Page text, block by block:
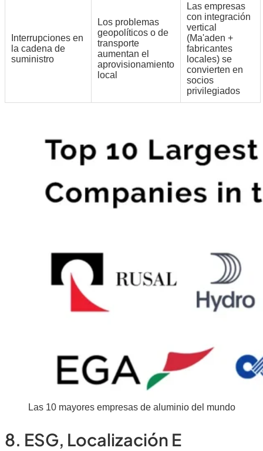
Interrupciones en
la cadena de
suministro
Los problemas
geopolíticos o de
transporte
aumentan el
aprovisionamiento
local
Las empresas
con integración
vertical
(Ma'aden +
fabricantes
locales) se
convierten en
socios
privilegiados
Las 10 mayores empresas de aluminio del mundo
8. ESG, Localización E